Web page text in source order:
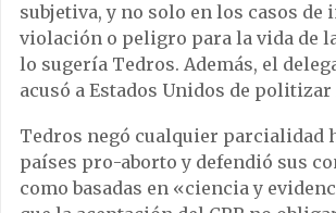
subjetiva, y no solo en los casos de
violación o peligro para la vida de
lo sugería Tedros. Además, el
acusó a Estados Unidos de politizar
Tedros negó cualquier parcialidad
países pro-aborto y defendió sus
como basadas en «ciencia y